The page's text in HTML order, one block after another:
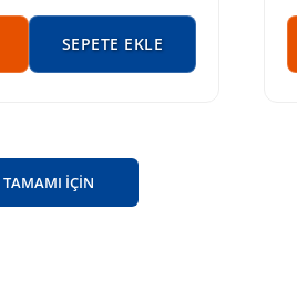
SEPETE EKLE
TAMAMI İÇİN